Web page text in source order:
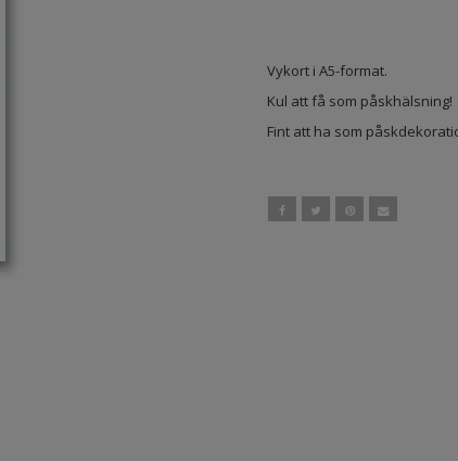
Vykort i A5-format.
Kul att få som påskhälsning!
Fint att ha som